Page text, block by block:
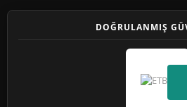
DOĞRULANMIŞ